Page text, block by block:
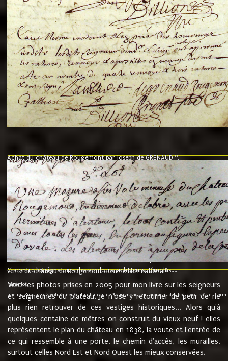
Achat du château de Rougemont par Joseph de GRENAUD10.
"l'an mil six cent soixante treze le ving neuvième jour du mois de
nommé fut présent Messire Claude Guillaume de Moyriat chevalier baron
vend, purement simplement et irrevocablement a monseigneur monsieur
et chavannes conseiller du roy au parlement de Bourgogne, present et
que le dit seigneur Baron de la Vellière a sur ses hommes, indivisables et
de la Velliere tout ainsi et comme le dit seigneur Baron et ses
présent......"
suivent les rentes, donation des terriers, etc... au prix de 880 livre louis
Ci contre les signatures des vendeurs, acheteurs, témoins....
vente du château de Rougemont comme bien national9.
"3ème lot
une mazure assez volumineuse du chateau de Rougemond, entierement delabré, avec près et
Voici les photos prises en 2005 pour mon livre sur les seigneurs
et seigneuries du plateau. Je n'ose y retourner de peur de ne
plus rien retrouver de ces vestiges historiques... Alors qu'à
quelques centaine de mètres on construit du vieux neuf ! elles
représentent le plan du château en 1838, la voute et l'entrée de
ce qui ressemble à une porte, le chemin d'accès, les murailles,
surtout celles Nord Est et Nord Ouest les mieux conservées.